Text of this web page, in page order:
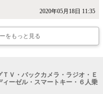
2020年05月18日 11:35
をもっと見る
Ｖ・バックカメラ・ラジオ・Ｅ
ーゼル・スマートキー・６人乗